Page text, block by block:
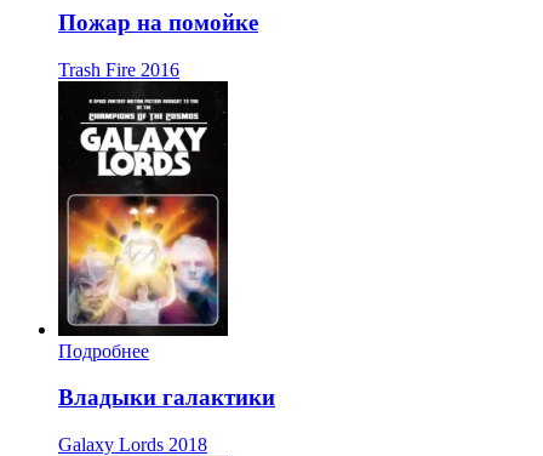
Пожар на помойке
Trash Fire 2016
Подробнее
Владыки галактики
Galaxy Lords 2018